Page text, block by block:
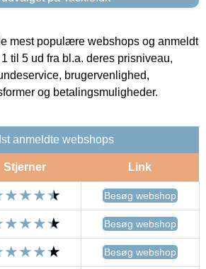
mest populære webshops og anmeldt
til 5 ud fra bl.a. deres prisniveau,
brugervenlighed,
og betalingsmuligheder.
anmeldte webshops
Stjerner Link
Besøg webshop
Besøg webshop
Besøg webshop